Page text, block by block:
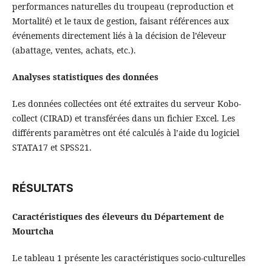
performances naturelles du troupeau (reproduction et
Mortalité) et le taux de gestion, faisant références aux
événements directement liés à la décision de l’éleveur
(abattage, ventes, achats, etc.).
Analyses statistiques des données
Les données collectées ont été extraites du serveur Kobo-
collect (CIRAD) et transférées dans un fichier Excel. Les
différents paramètres ont été calculés à l’aide du logiciel
STATA17 et SPSS21.
RÉSULTATS
Caractéristiques des éleveurs du Département de
Mourtcha
Le tableau 1 présente les caractéristiques socio-culturelles